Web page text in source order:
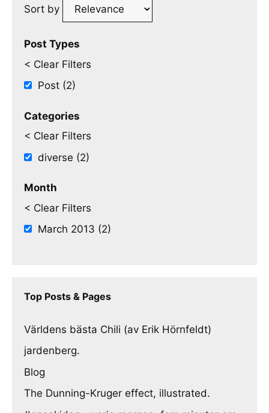
Sort by
Post Types
< Clear Filters
Post (2)
Categories
< Clear Filters
diverse (2)
Month
< Clear Filters
March 2013 (2)
Top Posts & Pages
Världens bästa Chili (av Erik Hörnfeldt)
jardenberg.
Blog
The Dunning-Kruger effect, illustrated.